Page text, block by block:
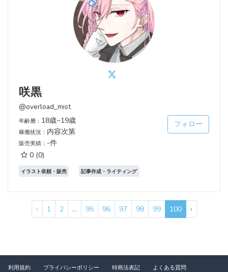
咲黒
@overload_mist
年齢層： 18歳~19歳
稼働状況： 内容次第
販売実績： -件
0 (0)
フォロー
イラスト依頼・販売 記事作成・ライティング
‹ 1 2 ... 95 96 97 98 99 100 ›
利用規約 プライバシーポリシー 特商法表記 よくある質問